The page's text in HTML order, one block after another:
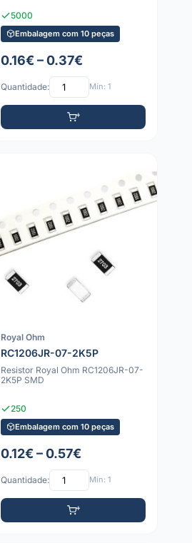
5000
Embalagem com 10 peças
0.16€ – 0.37€
Quantidade: Mín: 1
Royal Ohm
RC1206JR-07-2K5P
Resistor Royal Ohm RC1206JR-07-
2K5P SMD
250
Embalagem com 10 peças
0.12€ – 0.57€
Quantidade: Mín: 1